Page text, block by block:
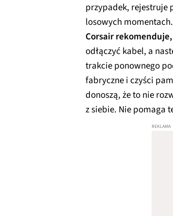
przypadek, rejestruje
losowych
Corsair
odłączyć kabel, a
trakcie ponownego
fabryczne i czyści
donoszą, że to nie
z siebie. Nie pomaga